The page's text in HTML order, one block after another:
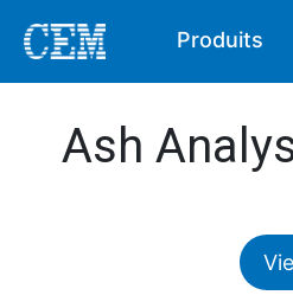
Produits
Ash